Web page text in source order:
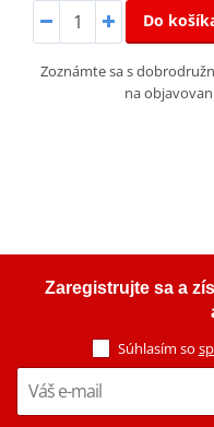
Do
Zoznámte sa s
na
Zaregistrujte sa a
Súhlasím so